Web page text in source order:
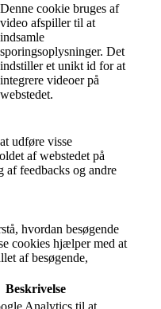
Denne cookie bruges af
video afspiller til at
indsamle
sporingsoplysninger. Det
indstiller et unikt id for at
integrere videoer på
webstedet.
udføre visse
af webstedet på
af feedbacks og andre
hvordan besøgende
cookies hjælper med at
af besøgende,
Beskrivelse
Analytics til at